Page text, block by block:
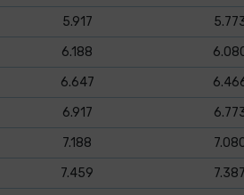
5.917
6.188
6.647
6.917
7.188
7.459 7.387